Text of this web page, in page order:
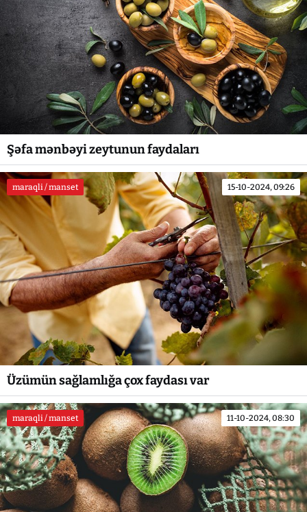
Şəfa mənbəyi zeytunun faydaları
maraqli / manset 15-10-2024, 09:26
Üzümün sağlamlığa çox faydası var
maraqli / manset 11-10-2024, 08:30